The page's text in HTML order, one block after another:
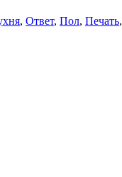
, Ответ, Пол, Печать,